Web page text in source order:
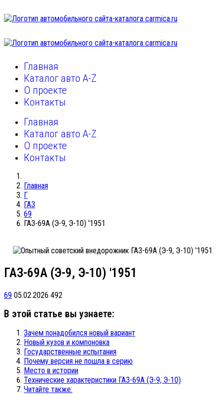
Главная
Каталог авто A-Z
О проекте
Контакты
Главная
Каталог авто A-Z
О проекте
Контакты
Главная
Г
ГАЗ
69
ГАЗ-69А (Э-9, Э-10) '1951
ГАЗ-69А (Э-9, Э-10) '1951
69 05.02.2026 492
В этой статье вы узнаете:
Зачем понадобился новый вариант
Новый кузов и компоновка
Государственные испытания
Почему версия не пошла в серию
Место в истории
Технические характеристики ГАЗ-69А (Э-9, Э-10)
Читайте также: